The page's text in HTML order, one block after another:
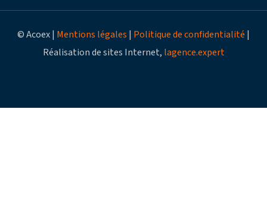
© Acoex | Mentions légales | Politique de confidentialité |
Réalisation de sites Internet, lagence.expert